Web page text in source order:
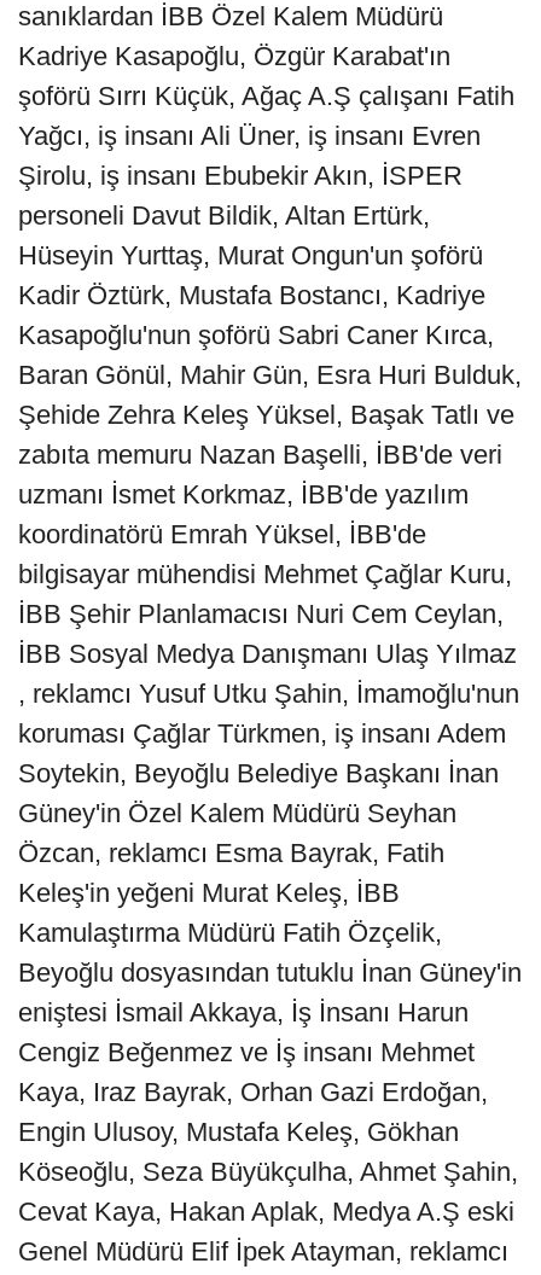
sanıklardan İBB Özel Kalem Müdürü
Kadriye Kasapoğlu, Özgür Karabat'ın
şoförü Sırrı Küçük, Ağaç A.Ş çalışanı Fatih
Yağcı, iş insanı Ali Üner, iş insanı Evren
Şirolu, iş insanı Ebubekir Akın, İSPER
personeli Davut Bildik, Altan Ertürk,
Hüseyin Yurttaş, Murat Ongun'un şoförü
Kadir Öztürk, Mustafa Bostancı, Kadriye
Kasapoğlu'nun şoförü Sabri Caner Kırca,
Baran Gönül, Mahir Gün, Esra Huri Bulduk,
Şehide Zehra Keleş Yüksel, Başak Tatlı ve
zabıta memuru Nazan Başelli, İBB'de veri
uzmanı İsmet Korkmaz, İBB'de yazılım
koordinatörü Emrah Yüksel, İBB'de
bilgisayar mühendisi Mehmet Çağlar Kuru,
İBB Şehir Planlamacısı Nuri Cem Ceylan,
İBB Sosyal Medya Danışmanı Ulaş Yılmaz
, reklamcı Yusuf Utku Şahin, İmamoğlu'nun
koruması Çağlar Türkmen, iş insanı Adem
Soytekin, Beyoğlu Belediye Başkanı İnan
Güney'in Özel Kalem Müdürü Seyhan
Özcan, reklamcı Esma Bayrak, Fatih
Keleş'in yeğeni Murat Keleş, İBB
Kamulaştırma Müdürü Fatih Özçelik,
Beyoğlu dosyasından tutuklu İnan Güney'in
eniştesi İsmail Akkaya, İş İnsanı Harun
Cengiz Beğenmez ve İş insanı Mehmet
Kaya, Iraz Bayrak, Orhan Gazi Erdoğan,
Engin Ulusoy, Mustafa Keleş, Gökhan
Köseoğlu, Seza Büyükçulha, Ahmet Şahin,
Cevat Kaya, Hakan Aplak, Medya A.Ş eski
Genel Müdürü Elif İpek Atayman, reklamcı